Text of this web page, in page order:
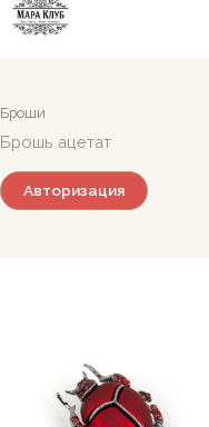
Броши
Брошь ацетат
Авторизация